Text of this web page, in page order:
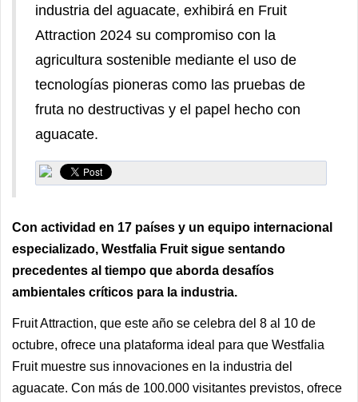
industria del aguacate, exhibirá en Fruit
Attraction 2024 su compromiso con la
agricultura sostenible mediante el uso de
tecnologías pioneras como las pruebas de
fruta no destructivas y el papel hecho con
aguacate.
Con actividad en 17 países y un equipo internacional
especializado, Westfalia Fruit sigue sentando
precedentes al tiempo que aborda desafíos
ambientales críticos para la industria.
Fruit Attraction, que este año se celebra del 8 al 10 de
octubre, ofrece una plataforma ideal para que Westfalia
Fruit muestre sus innovaciones en la industria del
aguacate. Con más de 100.000 visitantes previstos, ofrece